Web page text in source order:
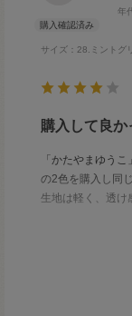
年
サイズ：28.ミントグ
購入して良か
「かたやまゆう
の2色を購入し同
生地は軽く、透け